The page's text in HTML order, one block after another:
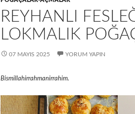
REYHANLI
LOKMALIK
07 MAYIS 2025 YORUM YAPIN
Bismillahirrahmanirrahim.